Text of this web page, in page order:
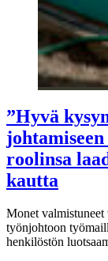
”Hyvä
roolinsa
kautta
Monet valmistuneet
työnjohtoon
henkilöstön